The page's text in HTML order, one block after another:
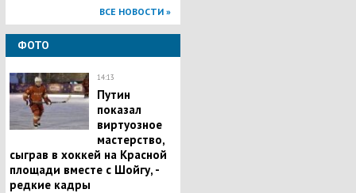
ВСЕ НОВОСТИ »
ФОТО
14:13
Путин
показал
виртуозное
мастерство,
сыграв в хоккей на Красной
площади вместе с Шойгу, -
редкие кадры